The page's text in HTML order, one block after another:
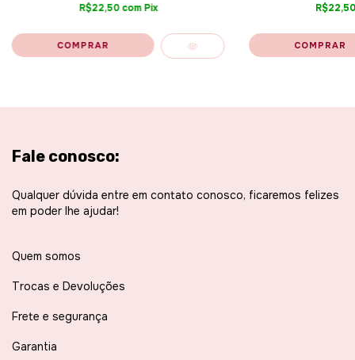
R$22,50com Pix
Fale conosco:
Qualquer dúvida entre em contato conosco, ficaremos felizes
em poder lhe ajudar!
Quem somos
Trocas e Devoluções
Frete e segurança
Garantia